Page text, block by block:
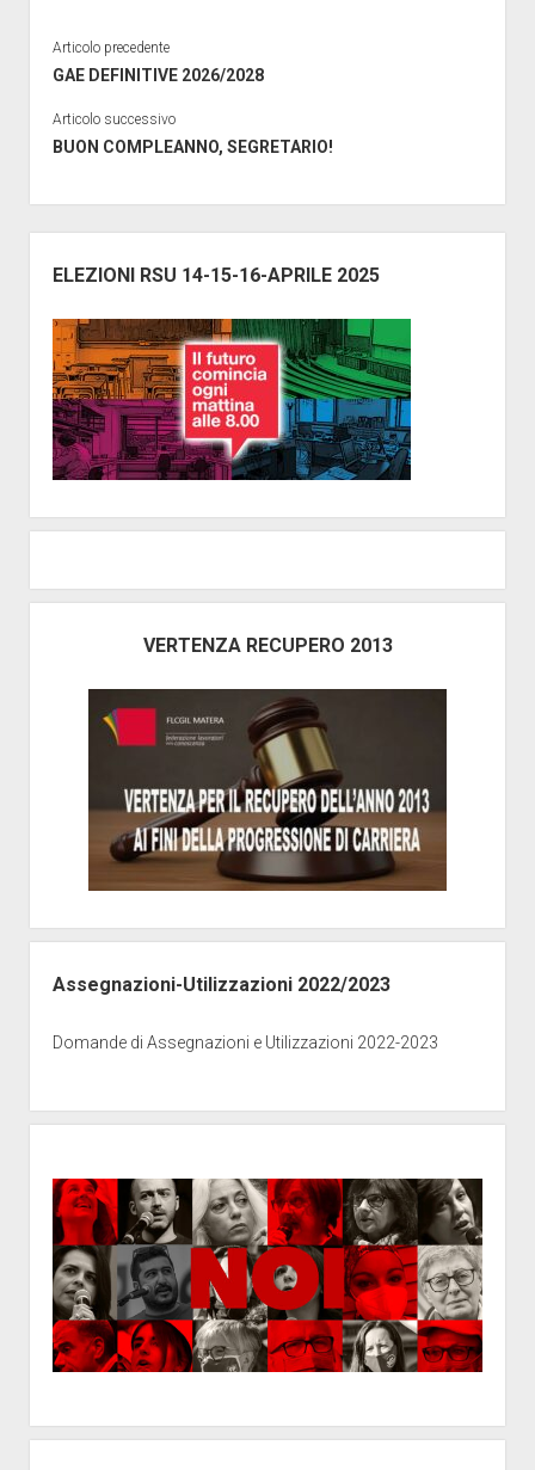
Articolo precedente
GAE DEFINITIVE 2026/2028
Articolo successivo
BUON COMPLEANNO, SEGRETARIO!
laterale
ELEZIONI RSU 14-15-16-APRILE 2025
VERTENZA RECUPERO 2013
Assegnazioni-Utilizzazioni 2022/2023
Domande di Assegnazioni e Utilizzazioni 2022-2023